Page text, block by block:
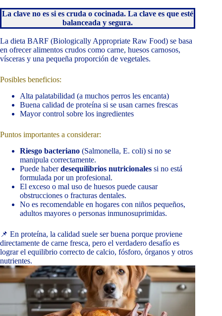
La clave no es si es cruda o cocinada. La clave es que esté
balanceada y segura.
La dieta BARF (Biologically Appropriate Raw Food) se basa
en ofrecer alimentos crudos como carne, huesos carnosos,
vísceras y una pequeña proporción de vegetales.
Posibles beneficios:
Alta palatabilidad (a muchos perros les encanta)
Buena calidad de proteína si se usan carnes frescas
Mayor control sobre los ingredientes
Puntos importantes a considerar:
Riesgo bacteriano (Salmonella, E. coli) si no se
manipula correctamente.
Puede haberdesequilibrios nutricionales si no está
formulada por un profesional.
El exceso o mal uso de huesos puede causar
obstrucciones o fracturas dentales.
No es recomendable en hogares con niños pequeños,
adultos mayores o personas inmunosuprimidas.
📌 En proteína, la calidad suele ser buena porque proviene
directamente de carne fresca, pero el verdadero desafío es
lograr el equilibrio correcto de calcio, fósforo, órganos y otros
nutrientes.